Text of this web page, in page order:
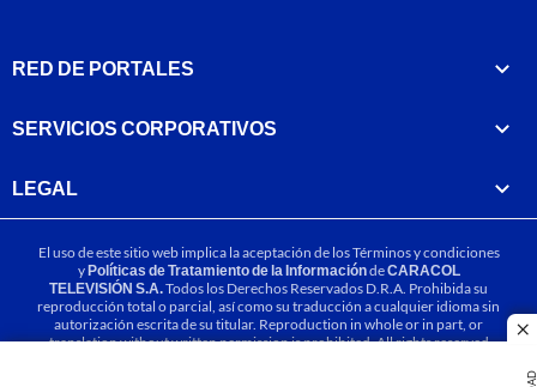
RED DE PORTALES
SERVICIOS CORPORATIVOS
LEGAL
El uso de este sitio web implica la aceptación de losTérminos y condiciones
yPolíticas de Tratamiento de la InformacióndeCARACOL
TELEVISIÓN S.A.Todos los Derechos Reservados D.R.A. Prohibida su
reproducción total o parcial, así como su traducción a cualquier idioma sin
autorización escrita de su titular. Reproduction in whole or in part, or
translation without written permission is prohibited. All rights reserved